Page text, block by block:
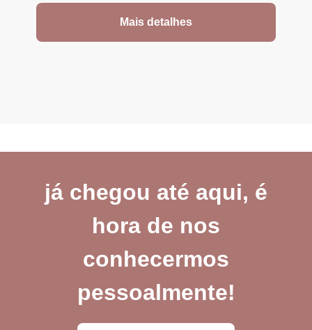
Mais detalhes
já chegou até aqui, é
hora de nos
conhecermos
pessoalmente!